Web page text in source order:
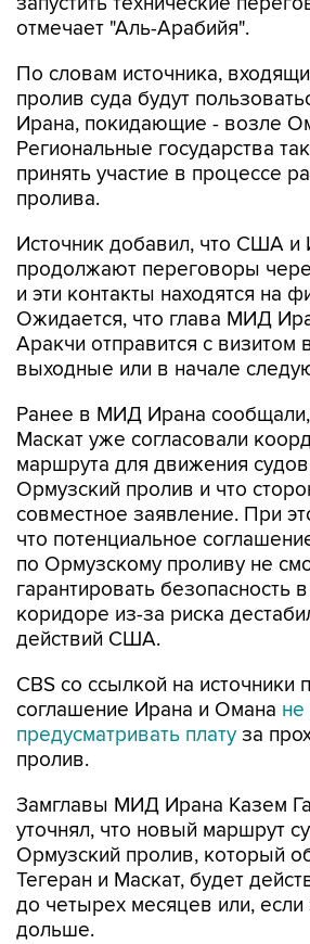
отмечает "Аль-Арабийя".
По словам источника,
пролив суда будут
Ирана, покидающие - возле
Региональные государства
принять участие в процессе
пролива.
Источник добавил, что США и
продолжают переговоры
и эти контакты находятся на
Ожидается, что глава МИД
Аракчи отправится с визитом
выходные или в начале
Ранее в МИД Ирана сообщали,
Маскат уже согласовали
маршрута для движения
Ормузский пролив и что
совместное заявление. При
что потенциальное
по Ормузскому проливу не
гарантировать безопасность
коридоре из-за риска
действий США.
CBS со ссылкой на источники
соглашение Ирана и Омана не
предусматривать плату за
пролив.
Замглавы МИД Ирана Казем
уточнял, что новый маршрут
Ормузский пролив, который
Тегеран и Маскат, будет
до четырех месяцев или, если
дольше.